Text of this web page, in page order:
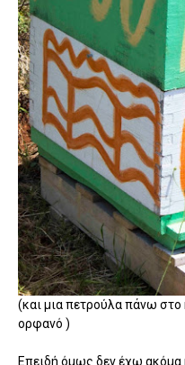
(και μια πετρούλα πάνω στο
ορφανό )
Επειδή όμως δεν έχω ακόμα